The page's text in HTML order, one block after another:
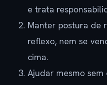
e trata
Manter postura de
reflexo, nem se
cima.
Ajudar mesmo